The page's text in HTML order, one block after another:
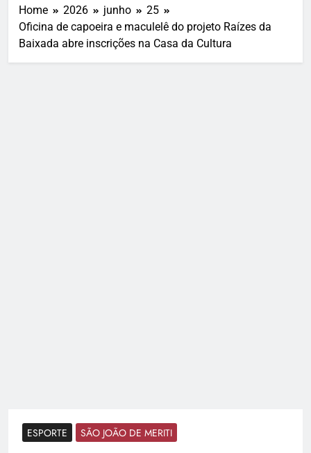
Home 2026 junho
25
Oficina de capoeira e maculelê do projeto Raízes da
Baixada abre inscrições na Casa da Cultura
ESPORTE SÃO JOÃO DE MERITI